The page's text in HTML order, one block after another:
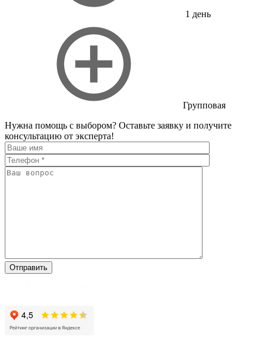
1 день
Групповая
Нужна помощь с выбором? Оставьте заявку и получите
консультацию от эксперта!